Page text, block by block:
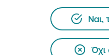
Ναι,
Όχι